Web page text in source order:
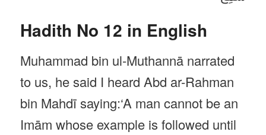
Hadith No 12 in English
Muhammad bin ul-Muthannā narrated
to us, he said I heard Abd ar-Rahman
bin Mahdī saying:‘A man cannot be an
Imām whose example is followed until